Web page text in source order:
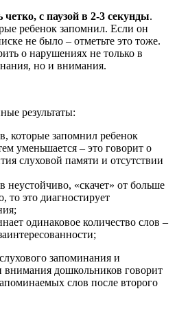
с паузой в 2-3 секунды.
ребенок запомнил. Если он
не было – отметьте это тоже.
о нарушениях не только в
но и внимания.
результаты:
которые запомнил ребенок
уменьшается – это говорит о
слуховой памяти и отсутствии
неустойчиво, «скачет» от больше
то это диагностирует
одинаковое количество слов –
запоминания и
дошкольников говорит
слов после второго